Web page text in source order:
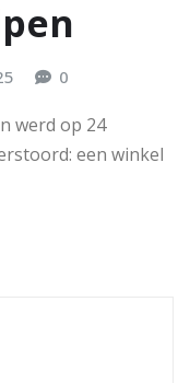
0
werd op 24
een winkel